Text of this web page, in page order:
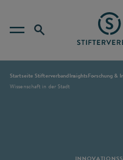
Startseite StifterverbandInsightsForschung &
Wissenschaft in der Stadt